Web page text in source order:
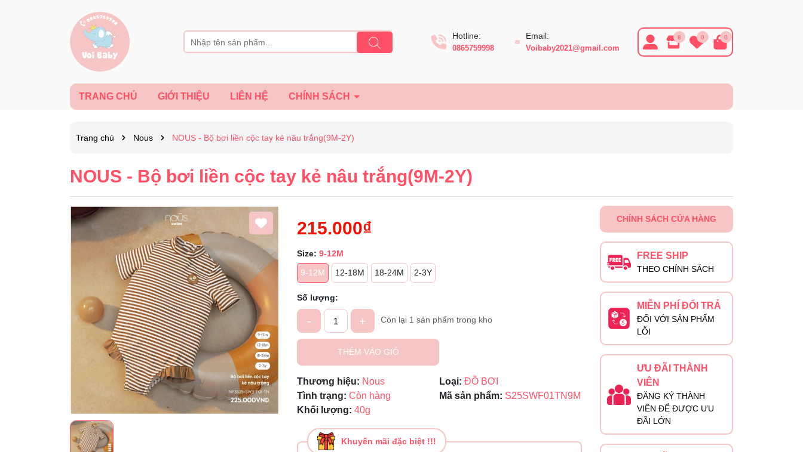
Hotline:
0865759998
Email:
Voibaby2021@gmail.com
8 0 0
TRANG CHỦ GIỚI THIỆU LIÊN HỆ CHÍNH SÁCH
Trang chủ Nous NOUS - Bộ bơi liền cộc tay kẻ nâu trắng(9M-2Y)
NOUS - Bộ bơi liền cộc tay kẻ nâu trắng(9M-2Y)
215.000₫
Size: 9-12M
9-12M
12-18M 18-24M 2-3Y
Số lượng:
- + Còn lại 1 sản phẩm trong kho
THÊM VÀO GIỎ
Thương hiệu: Nous Loại: ĐỒ BƠI
Tình trạng: Còn hàng Mã sản phẩm: S25SWF01TN9M
Khối lượng: 40g
Khuyến mãi đặc biệt !!!
Mã giảm giá:
Điều kiện:
CHÍNH SÁCH CỬA HÀNG
FREE SHIP
THEO CHÍNH SÁCH
MIỄN PHÍ ĐỔI TRẢ
ĐỐI VỚI SẢN PHẨM
LỖI
ƯU ĐÃI THÀNH
VIÊN
ĐĂNG KÝ THÀNH
VIÊN ĐỂ ĐƯỢC ƯU
ĐÃI LỚN